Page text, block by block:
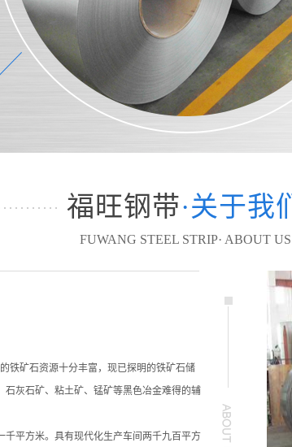
福旺钢带·关于我们
FUWANG STEEL STRIP· ABOUT US
矿石资源十分丰富，现已探明的铁矿石储
灰石矿、粘土矿、锰矿等黑色冶金难得的辅
平方米。具有现代化生产车间两千九百平方